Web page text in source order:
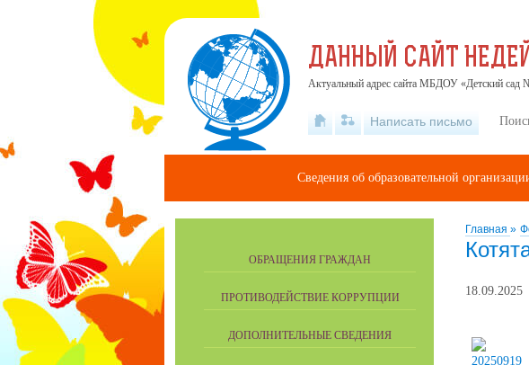
Главная »
18.09.2025
ОБРАЩЕНИЯ ГРАЖДАН
ПРОТИВОДЕЙСТВИЕ КОРРУПЦИИ
ДОПОЛНИТЕЛЬНЫЕ СВЕДЕНИЯ
ДАННЫЙ САЙТ
Актуальный адрес сайта МБДОУ «Детский сад
Написать письмо
Сведения об образовательной